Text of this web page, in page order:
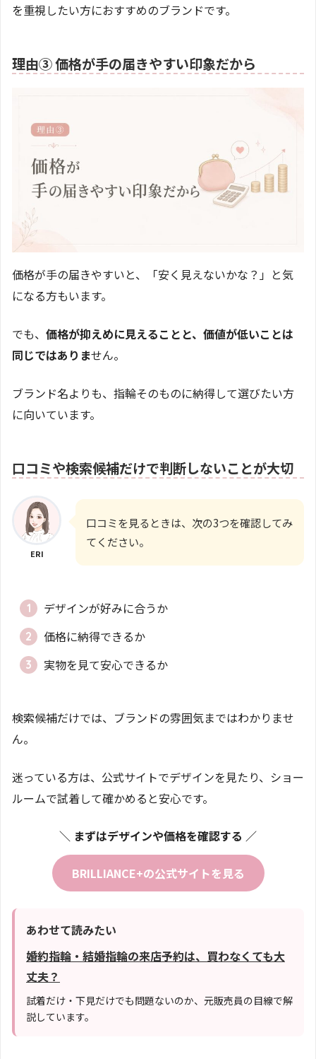
を重視したい方におすすめのブランドです。
理由③ 価格が手の届きやすい印象だから
価格が手の届きやすいと、「安く見えないかな？」と気
になる方もいます。
でも、 価格が抑えめに見えることと、価値が低いことは
同じではありません。
ブランド名よりも、指輪そのものに納得して選びたい方
に向いています。
口コミや検索候補だけで判断しないことが大切
ERI
口コミを見るときは、次の3つを確認してみ
てください。
デザインが好みに合うか
価格に納得できるか
実物を見て安心できるか
検索候補だけでは、ブランドの雰囲気まではわかりませ
ん。
迷っている方は、公式サイトでデザインを見たり、ショー
ルームで試着して確かめると安心です。
＼ まずはデザインや価格を確認する ／
BRILLIANCE+の公式サイトを見る
あわせて読みたい
婚約指輪・結婚指輪の来店予約は、買わなくても大
丈夫？
試着だけ・下見だけでも問題ないのか、元販売員の目線で解
説しています。